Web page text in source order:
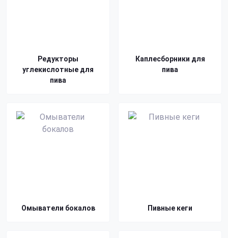
Редукторы
углекислотные для
пива
Каплесборники для
пива
Омыватели бокалов Пивные кеги